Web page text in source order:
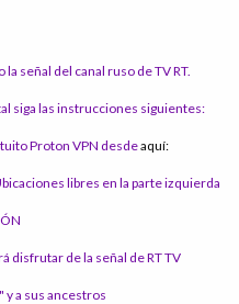
señal del canal ruso de TV RT.
siga las instrucciones siguientes:
Proton VPN desdeaquí:
libres en la parte izquierda
disfrutar de la señal de RT TV
y a sus ancestros